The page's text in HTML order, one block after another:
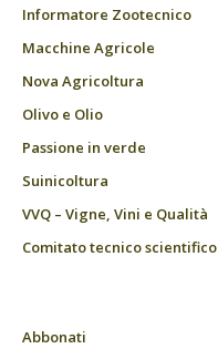
Informatore Zootecnico
Macchine Agricole
Nova Agricoltura
Olivo e Olio
Passione in verde
Suinicoltura
VVQ – Vigne, Vini e Qualità
Comitato tecnico scientifico
Abbonati